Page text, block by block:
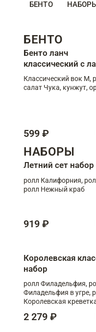
БЕНТО НАБОРЫ
БЕНТО
Бенто ланч
классический с
Классический вок М,
салат Чука, кунжут,
599 ₽
НАБОРЫ
Летний сет набор
ролл Калифорния,
ролл Нежный краб
919 ₽
Королевская
набор
ролл Филадельфия,
Филадельфия в угре,
Королевская
2 279 ₽